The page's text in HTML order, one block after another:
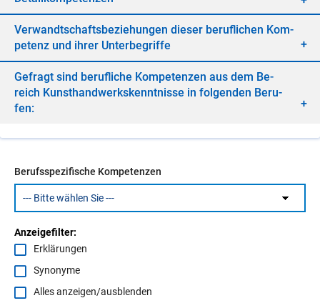
Ver­wandt­schafts­be­zie­hun­gen die­ser be­ruf­li­chen Kom­
pe­tenz und ih­rer Un­ter­be­grif­fe
Ge­fragt sind be­ruf­li­che Kom­pe­ten­zen aus dem Be­
reich Kunst­hand­werks­kennt­nis­se in fol­gen­den Be­ru­
fen:
Berufsspezifische Kompetenzen
Anzeigefilter:
Erklärungen
Synonyme
Alles anzeigen/ausblenden